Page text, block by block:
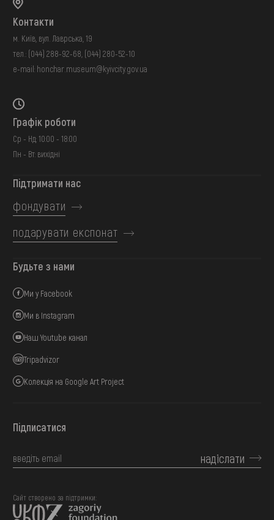
Контакти
м. Київ, вул. Лаврська, 19
тел.: (044) 288-92-68 (044) 280-52-10
e-mail: honchar.museum@kyivcity.gov.ua
Графік роботи
Ср - Нд: 10:00 - 18:00
Пн - Вт: вихідні
Підтримати нас
фондувати
подарувати експонат
Будьте з нами
Ми у Facebook
Ми в Instagram
Наш Youtube канал
Tripadvizor
Колекція на Google Art Project
Підписатися
надіслати
Сайт створено за підтримки: